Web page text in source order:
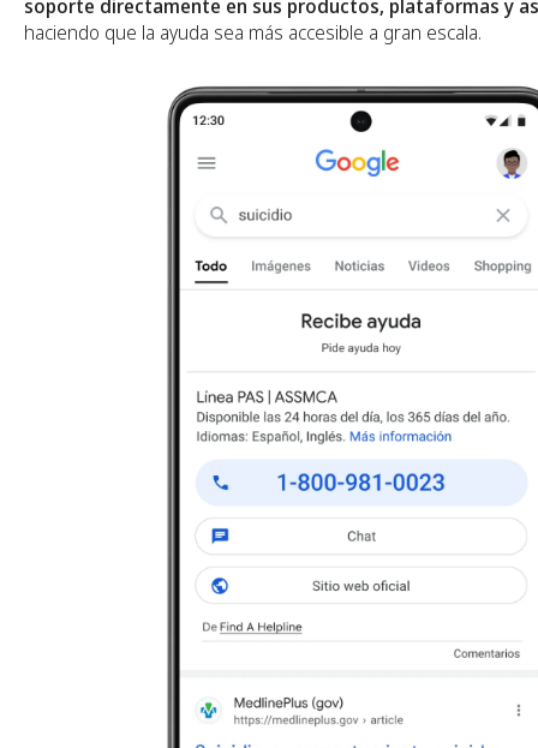
soporte directamente en sus productos, plataformas y
haciendo que la ayuda sea más accesible a gran escala.